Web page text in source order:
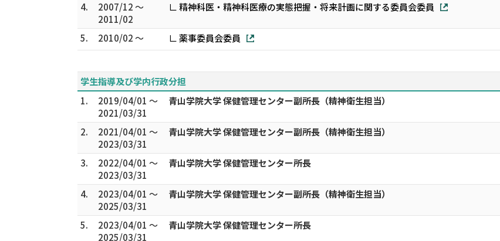
4.
2007/12 ～
2011/02
∟ 精神科医・精神科医療の実態把握・将来計画に関する委員会委員
5. 2010/02 ～
∟ 薬事委員会委員
学生指導及び学内行政分担
1.
2019/04/01 ～
2021/03/31
青山学院大学 保健管理センター副所長（精神衛生担当）
2.
2021/04/01 ～
2023/03/31
青山学院大学 保健管理センター副所長（精神衛生担当）
3.
2022/04/01 ～
2023/03/31
青山学院大学 保健管理センター所長
4.
2023/04/01 ～
2025/03/31
青山学院大学 保健管理センター副所長（精神衛生担当）
5.
2023/04/01 ～
2025/03/31
青山学院大学 保健管理センター所長